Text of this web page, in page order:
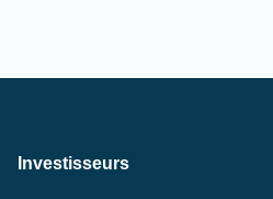
Investisseurs